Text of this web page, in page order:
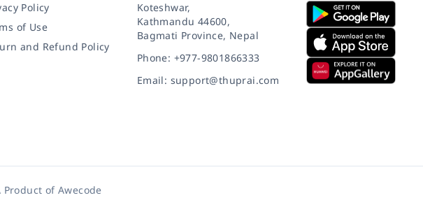
Policy
of Use
and Refund Policy
Koteshwar,
Kathmandu 44600,
Bagmati Province, Nepal
Phone: +977-9801866333
Email: support@thuprai.com
Product ofAwecode